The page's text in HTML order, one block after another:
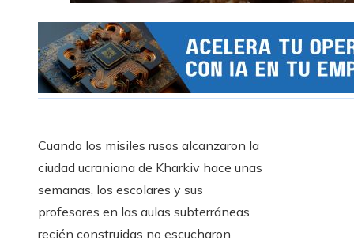
Cuando los misiles rusos alcanzaron la
ciudad ucraniana de Kharkiv hace unas
semanas, los escolares y sus
profesores en las aulas subterráneas
recién construidas no escucharon